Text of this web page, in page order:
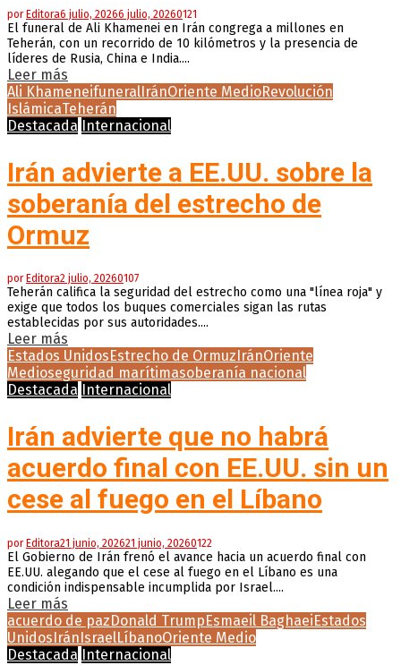
porEditora6 julio, 20266 julio, 20260121
El funeral de Ali Khamenei en Irán congrega a millones en
Teherán, con un recorrido de 10 kilómetros y la presencia de
líderes de Rusia, China e India....
Leer más
Ali KhameneifuneralIránOriente MedioRevolución
IslámicaTeherán
Destacada Internacional
Irán advierte a EE.UU. sobre la
soberanía del estrecho de
Ormuz
por Editora2 julio, 20260107
Teherán califica la seguridad del estrecho como una "línea roja" y
exige que todos los buques comerciales sigan las rutas
establecidas por sus autoridades....
Leer más
Estados Unidos Estrecho de Ormuz IránOriente
Medioseguridad marítimasoberanía nacional
Destacada Internacional
Irán advierte que no habrá
acuerdo final con EE.UU. sin un
cese al fuego en el Líbano
por Editora21 junio, 202621 junio, 20260122
El Gobierno de Irán frenó el avance hacia un acuerdo final con
EE.UU. alegando que el cese al fuego en el Líbano es una
condición indispensable incumplida por Israel....
Leer más
acuerdo de paz Donald Trump Esmaeil Baghaei Estados
Unidos Irán IsraelLíbanoOriente Medio
Destacada Internacional